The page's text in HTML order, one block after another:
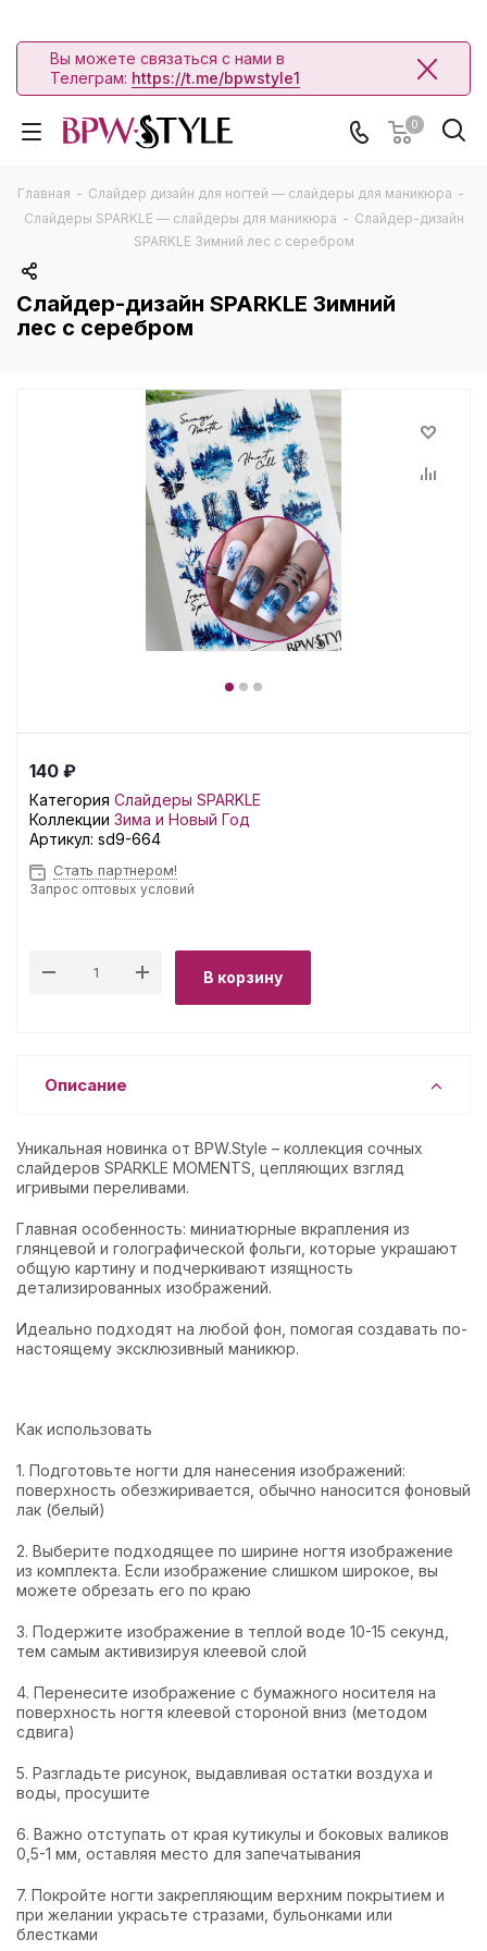
Вы можете связаться с нами в
Телеграм: https://t.me/bpwstyle1
0
Главная - Слайдер дизайн для ногтей — слайдеры для маникюра -
Слайдеры SPARKLE — слайдеры для маникюра - Слайдер-дизайн
SPARKLE Зимний лес с серебром
Слайдер-дизайн SPARKLE Зимний
лес с серебром
140 ₽
Категория Слайдеры SPARKLE
Коллекции Зима и Новый Год
Артикул: sd9-664
Стать партнером!
Запрос оптовых условий
В корзину
Описание
Уникальная новинка от BPW.Style – коллекция сочных
слайдеров SPARKLE MOMENTS, цепляющих взгляд
игривыми переливами.
Главная особенность: миниатюрные вкрапления из
глянцевой и голографической фольги, которые украшают
общую картину и подчеркивают изящность
детализированных изображений.
Идеально подходят на любой фон, помогая создавать по-
настоящему эксклюзивный маникюр.
Как использовать
1. Подготовьте ногти для нанесения изображений:
поверхность обезжиривается, обычно наносится фоновый
лак (белый)
2. Выберите подходящее по ширине ногтя изображение
из комплекта. Если изображение слишком широкое, вы
можете обрезать его по краю
3. Подержите изображение в теплой воде 10-15 секунд,
тем самым активизируя клеевой слой
4. Перенесите изображение с бумажного носителя на
поверхность ногтя клеевой стороной вниз (методом
сдвига)
5. Разгладьте рисунок, выдавливая остатки воздуха и
воды, просушите
6. Важно отступать от края кутикулы и боковых валиков
0,5-1 мм, оставляя место для запечатывания
7. Покройте ногти закрепляющим верхним покрытием и
при желании украсьте стразами, бульонками или
блестками